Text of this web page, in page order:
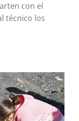
con el
técnico los